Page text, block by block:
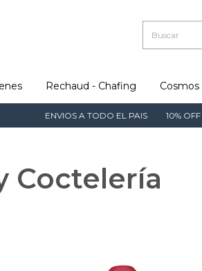
Rechaud - Chafing Cosmos
ENVIOS A TODO EL PAIS 10% OFF
Coctelería